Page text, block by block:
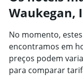
preço
médio
um
quarto
a
aproximação
data
de
estadia
O
gráfico
Waukegan,
No momento,
encontramos em
preços podem
para comparar